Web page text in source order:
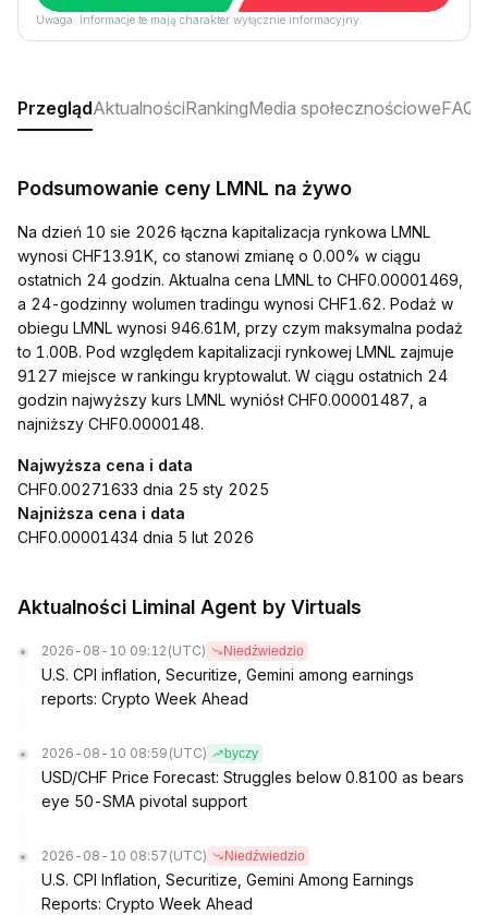
Uwaga: Informacje te mają charakter wyłącznie informacyjny.
PrzeglądAktualnościRankingMedia społecznościoweFAQ
Podsumowanie ceny LMNL na żywo
Na dzień 10 sie 2026 łączna kapitalizacja rynkowa LMNL
wynosi CHF13.91K, co stanowi zmianę o 0.00% w ciągu
ostatnich 24 godzin. Aktualna cena LMNL to CHF0.00001469,
a 24-godzinny wolumen tradingu wynosi CHF1.62. Podaż w
obiegu LMNL wynosi 946.61M, przy czym maksymalna podaż
to 1.00B. Pod względem kapitalizacji rynkowej LMNL zajmuje
9127 miejsce w rankingu kryptowalut. W ciągu ostatnich 24
godzin najwyższy kurs LMNL wyniósł CHF0.00001487, a
najniższy CHF0.0000148.
Najwyższa cena i data
CHF0.00271633 dnia 25 sty 2025
Najniższa cena i data
CHF0.00001434 dnia 5 lut 2026
Aktualności Liminal Agent by Virtuals
2026-08-10 09:12 (UTC) Niedźwiedzio
U.S. CPI inflation, Securitize, Gemini among earnings
reports: Crypto Week Ahead
2026-08-10 08:59 (UTC) byczy
USD/CHF Price Forecast: Struggles below 0.8100 as bears
eye 50-SMA pivotal support
2026-08-10 08:57 (UTC) Niedźwiedzio
U.S. CPI Inflation, Securitize, Gemini Among Earnings
Reports: Crypto Week Ahead